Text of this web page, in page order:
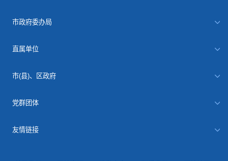
市政府委办局
直属单位
市(县)、区政府
党群团体
友情链接